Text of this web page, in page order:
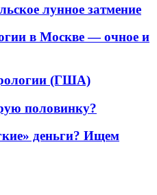
лунное затмение
в Москве — очное и
(ГША)
половинку?
деньги? Ищем